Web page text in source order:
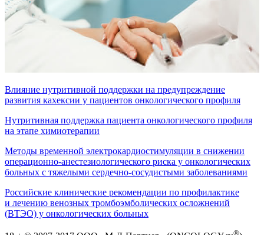
Влияние нутритивной поддержки на предупреждение
развития кахексии у пациентов онкологического профиля
Нутритивная поддержка пациента онкологического профиля
на этапе химиотерапии
Методы временной электрокардиостимуляции в снижении
операционно-анестезиологического риска у онкологических
больных с тяжелыми сердечно-сосудистыми заболеваниями
Российские клинические рекомендации по профилактике
и лечению венозных тромбоэмболических осложнений
(ВТЭО) у онкологических больных
®